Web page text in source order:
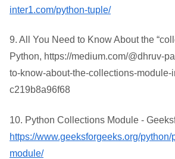
inter1.com/python-tuple/
9. All You Need to Know About the
Python, https://medium.com/@dhruv-
to-know-about-the-collections-module-
c219b8a96f68
10. Python Collections Module -
https://www.geeksforgeeks.org/
module/